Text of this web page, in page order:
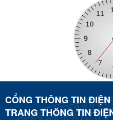
CỔNG THÔNG TIN
TRANG THÔNG TIN